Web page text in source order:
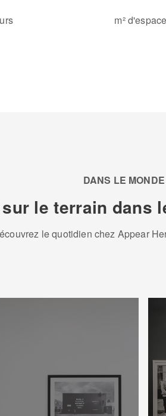
m²
DANS LE
le terrain dans
le quotidien chez Appear